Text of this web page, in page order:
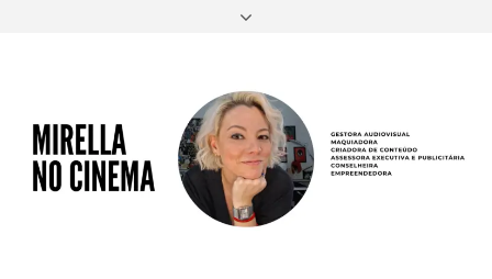
AUTORA
SOBRE
INSTAGRAM
ACERVO